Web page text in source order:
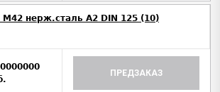
нерж.сталь А2 DIN 125 (10)
ПРЕДЗАКАЗ